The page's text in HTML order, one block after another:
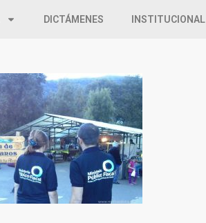
DICTÁMENES INSTITUCIONAL